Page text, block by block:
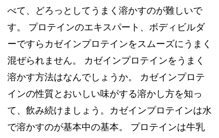
べて、どろっとしてうまく溶かすのが難しいで
す。 プロテインのエキスパート、ボディビルダ
ーですらカゼインプロテインをスムーズにうまく
混ぜられません。 カゼインプロテインをうまく
溶かす方法はなんでしょうか。 カゼインプロテ
インの性質とおいしい味がする溶かし方を知っ
て、飲み続けましょう。カゼインプロテインは水
で溶かすのが基本中の基本。 プロテインは牛乳